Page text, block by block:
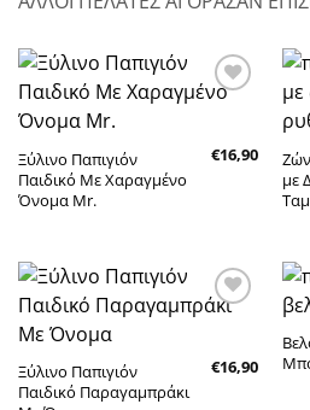
Πρόσθήκη
Ξύλινο Παπιγιόν
Παιδικό Με Χαραγμένο
Όνομα Mr.
€16,90
με
Πρόσθήκη
Ξύλινο Παπιγιόν
Παιδικό Παραγαμπράκι
€16,90